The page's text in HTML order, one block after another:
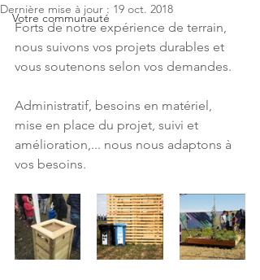
Votre communauté
Dernière mise à jour : 19 oct. 2018
Forts de notre expérience de terrain,
nous suivons vos projets durables et
vous soutenons selon vos demandes.
Administratif, besoins en matériel,
mise en place du projet, suivi et
amélioration,... nous nous adaptons à
vos besoins.